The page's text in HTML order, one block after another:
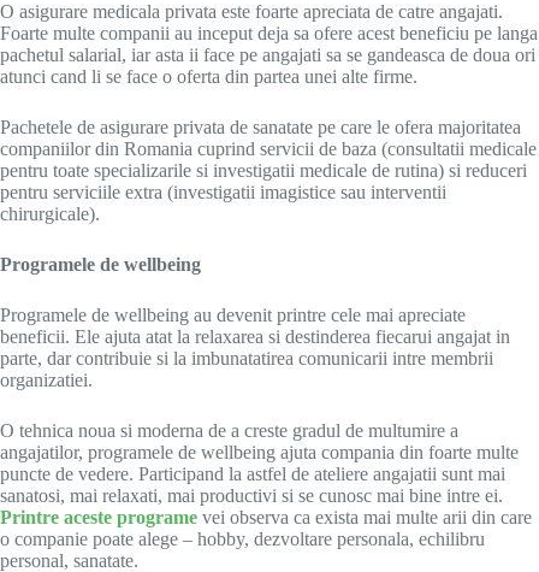
O asigurare medicala privata este foarte apreciata de catre angajati.
Foarte multe companii au inceput deja sa ofere acest beneficiu pe langa
pachetul salarial, iar asta ii face pe angajati sa se gandeasca de doua ori
atunci cand li se face o oferta din partea unei alte firme.
Pachetele de asigurare privata de sanatate pe care le ofera majoritatea
companiilor din Romania cuprind servicii de baza (consultatii medicale
pentru toate specializarile si investigatii medicale de rutina) si reduceri
pentru serviciile extra (investigatii imagistice sau interventii
chirurgicale).
Programele de wellbeing
Programele de wellbeing au devenit printre cele mai apreciate
beneficii. Ele ajuta atat la relaxarea si destinderea fiecarui angajat in
parte, dar contribuie si la imbunatatirea comunicarii intre membrii
organizatiei.
O tehnica noua si moderna de a creste gradul de multumire a
angajatilor, programele de wellbeing ajuta compania din foarte multe
puncte de vedere. Participand la astfel de ateliere angajatii sunt mai
sanatosi, mai relaxati, mai productivi si se cunosc mai bine intre ei.
Printre aceste programe vei observa ca exista mai multe arii din care
o companie poate alege – hobby, dezvoltare personala, echilibru
personal, sanatate.